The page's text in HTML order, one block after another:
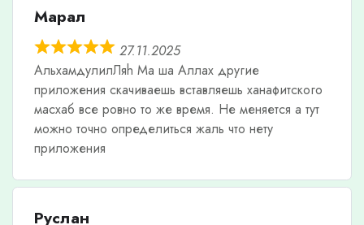
Марал
27.11.2025
АльхамдулилЛяh Ма ша Аллах другие
приложения скачиваешь вставляешь ханафитского
масхаб все ровно то же время. Не меняется а тут
можно точно определиться жаль что нету
приложения
Руслан